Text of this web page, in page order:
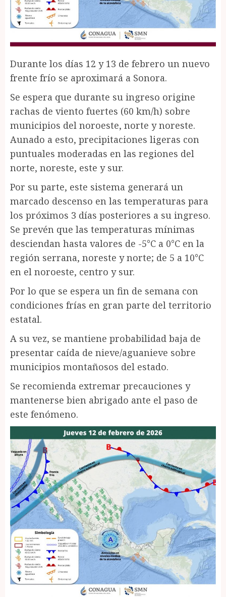
Durante los días 12 y 13 de febrero un nuevo
frente frío se aproximará a Sonora.
Se espera que durante su ingreso origine
rachas de viento fuertes (60 km/h) sobre
municipios del noroeste, norte y noreste.
Aunado a esto, precipitaciones ligeras con
puntuales moderadas en las regiones del
norte, noreste, este y sur.
Por su parte, este sistema generará un
marcado descenso en las temperaturas para
los próximos 3 días posteriores a su ingreso.
Se prevén que las temperaturas mínimas
desciendan hasta valores de -5°C a 0°C en la
región serrana, noreste y norte; de 5 a 10°C
en el noroeste, centro y sur.
Por lo que se espera un fin de semana con
condiciones frías en gran parte del territorio
estatal.
A su vez, se mantiene probabilidad baja de
presentar caída de nieve/aguanieve sobre
municipios montañosos del estado.
Se recomienda extremar precauciones y
mantenerse bien abrigado ante el paso de
este fenómeno.